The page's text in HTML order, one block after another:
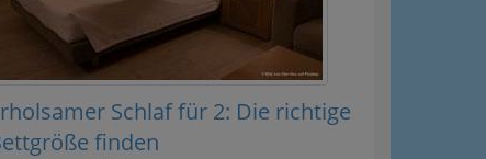
Schlaf für 2: Die richtige
finden